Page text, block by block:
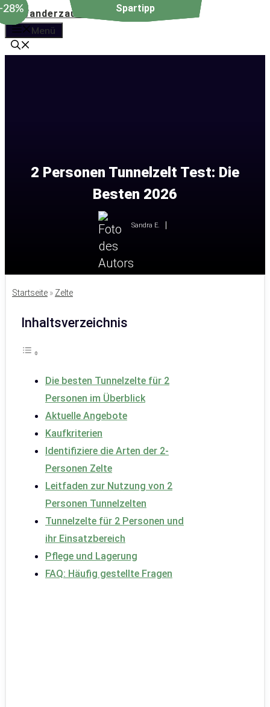
Zum
Inhalt
springen
Menü
2 Personen Tunnelzelt Test: Die
Besten 2026
Sandra E.
Startseite » Zelte
Inhaltsverzeichnis
Die besten Tunnelzelte für 2
Personen im Überblick
Aktuelle Angebote
Kaufkriterien
Identifiziere die Arten der 2-
Personen Zelte
Leitfaden zur Nutzung von 2
Personen Tunnelzelten
Tunnelzelte für 2 Personen und
ihr Einsatzbereich
Pflege und Lagerung
FAQ: Häufig gestellte Fragen